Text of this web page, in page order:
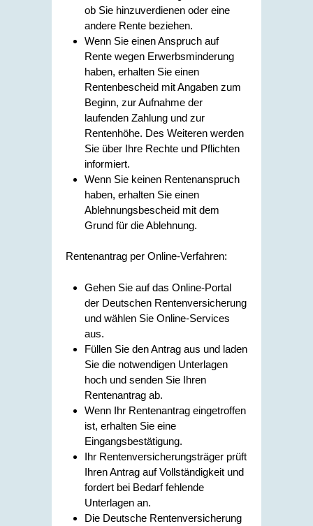
ob Sie hinzuverdienen oder eine
andere Rente beziehen.
Wenn Sie einen Anspruch auf
Rente wegen Erwerbsminderung
haben, erhalten Sie einen
Rentenbescheid mit Angaben zum
Beginn, zur Aufnahme der
laufenden Zahlung und zur
Rentenhöhe. Des Weiteren werden
Sie über Ihre Rechte und Pflichten
informiert.
Wenn Sie keinen Rentenanspruch
haben, erhalten Sie einen
Ablehnungsbescheid mit dem
Grund für die Ablehnung.
Rentenantrag per Online-Verfahren:
Gehen Sie auf das Online-Portal
der Deutschen Rentenversicherung
und wählen Sie Online-Services
aus.
Füllen Sie den Antrag aus und laden
Sie die notwendigen Unterlagen
hoch und senden Sie Ihren
Rentenantrag ab.
Wenn Ihr Rentenantrag eingetroffen
ist, erhalten Sie eine
Eingangsbestätigung.
Ihr Rentenversicherungsträger prüft
Ihren Antrag auf Vollständigkeit und
fordert bei Bedarf fehlende
Unterlagen an.
Die Deutsche Rentenversicherung